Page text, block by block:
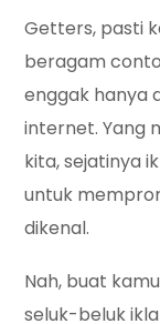
Getters, pasti
beragam
enggak hanya
internet. Yang
kita, sejatinya
untuk
dikenal.
Nah, buat
seluk-beluk